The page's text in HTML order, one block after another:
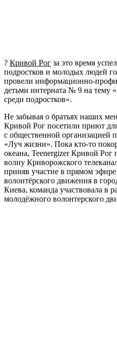
? Кривой Рог за это время
подростков и молодых людей
провели информационно-
детьми интерната № 9 на тему
среди подростков».
Не забывая о братьях наших
Кривой Рог посетили приют
с общественной организацией
«Луч жизни». Пока кто-то
океана, Teenergizer Кривой Рог
волну Криворожского
приняв участие в прямом эфире
волонтёрского движения в
Киева, команда участвовала в
молодёжного волонтерского